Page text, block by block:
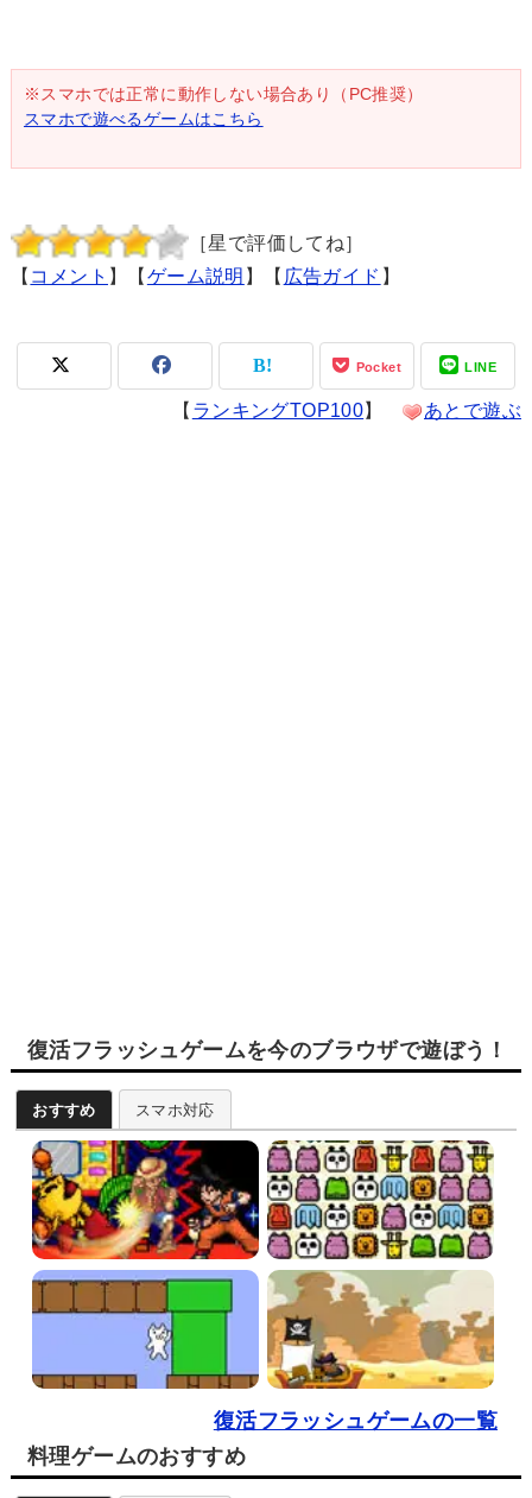
※スマホでは正常に動作しない場合あり（PC推奨）
スマホで遊べるゲームはこちら
［星で評価してね］
【 コメント 】【 ゲーム説明 】【 広告ガイド 】
Pocket LINE
【 ランキングTOP100】 あとで遊ぶ
復活フラッシュゲームを今のブラウザで遊ぼう！
おすすめ スマホ対応
復活フラッシュゲームの一覧
料理ゲームのおすすめ